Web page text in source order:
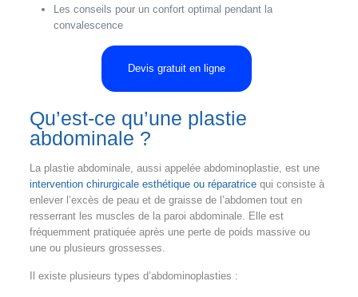
Les conseils pour un confort optimal pendant la
convalescence
Devis gratuit en ligne
Qu’est-ce qu’une plastie
abdominale ?
La plastie abdominale, aussi appelée abdominoplastie, est une
intervention chirurgicale esthétique ou réparatricequi consiste à
enlever l’excès de peau et de graisse de l’abdomen tout en
resserrant les muscles de la paroi abdominale. Elle est
fréquemment pratiquée après une perte de poids massive ou
une ou plusieurs grossesses.
Il existe plusieurs types d’abdominoplasties :